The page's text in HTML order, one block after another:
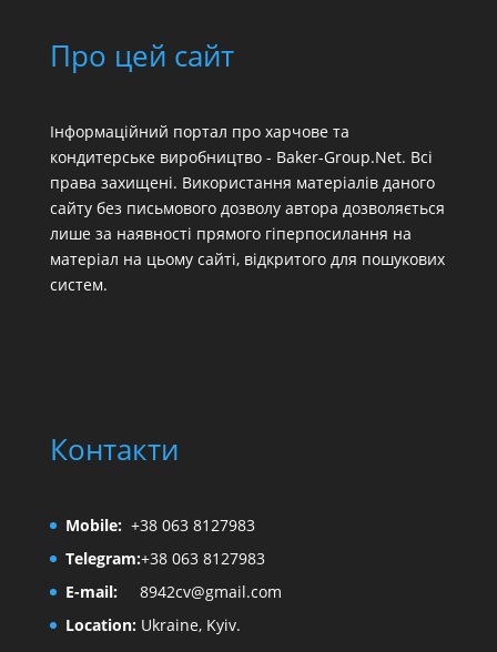
Про цей сайт
Інформаційний портал про харчове та
кондитерське виробництво - Baker-Group.Net. Всі
права захищені. Використання матеріалів даного
сайту без письмового дозволу автора дозволяється
лише за наявності прямого гіперпосилання на
матеріал на цьому сайті, відкритого для пошукових
систем.
Контакти
Mobile: +38 063 8127983
Telegram:+38 063 8127983
E-mail:
8942cv@gmail.com
Location:Ukraine, Kyiv.